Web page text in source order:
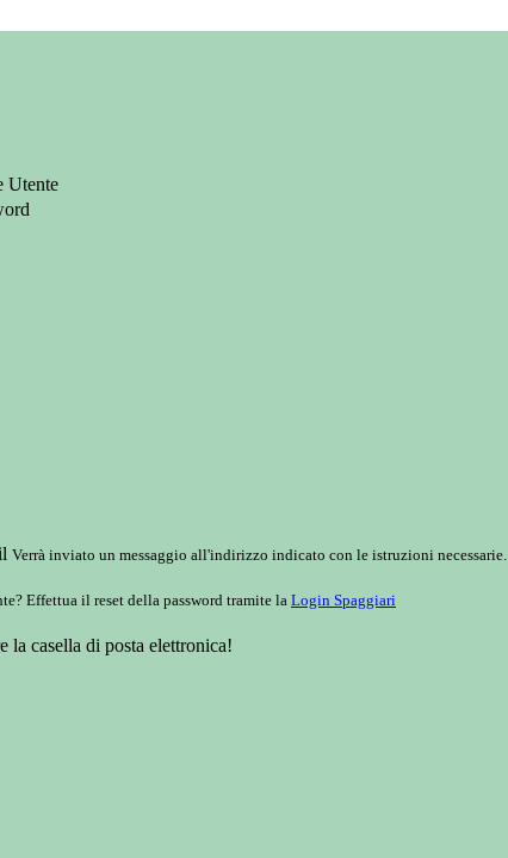
Utente
Verrà inviato un messaggio all'indirizzo indicato con le istruzioni necessarie.
Effettua il reset della password tramite la Login Spaggiari
la casella di posta elettronica!